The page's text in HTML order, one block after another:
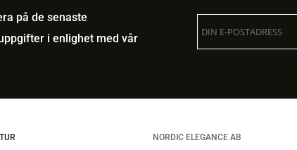
på de senaste
i enlighet med vår
NORDIC ELEGANCE AB